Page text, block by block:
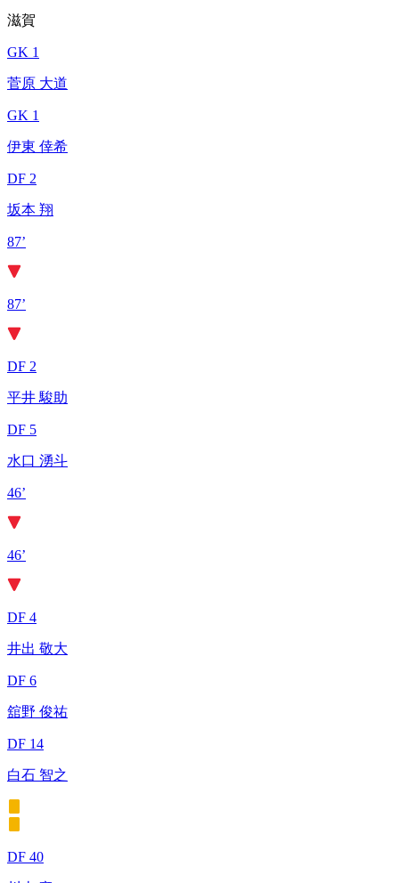
滋賀
GK 1
菅原 大道
GK 1
伊東 倖希
DF 2
坂本 翔
87’
87’
DF 2
平井 駿助
DF 5
水口 湧斗
46’
46’
DF 4
井出 敬大
DF 6
舘野 俊祐
DF 14
白石 智之
DF 40